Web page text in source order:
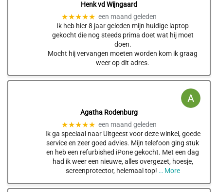
Henk vd Wijngaard
★★★★★ een maand geleden
Ik heb hier 8 jaar geleden mijn huidige laptop
gekocht die nog steeds prima doet wat hij moet
doen.
Mocht hij vervangen moeten worden kom ik graag
weer op dit adres.
Agatha Rodenburg
★★★★★ een maand geleden
Ik ga speciaal naar Uitgeest voor deze winkel, goede
service en zeer goed advies. Mijn telefoon ging stuk
en heb een refurbished iPone gekocht. Met een dag
had ik weer een nieuwe, alles overgezet, hoesje,
screenprotector, helemaal top! … More